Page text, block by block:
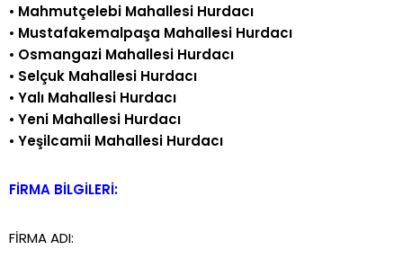
• Mahmutçelebi Mahallesi Hurdacı
• Mustafakemalpaşa Mahallesi Hurdacı
• Osmangazi Mahallesi Hurdacı
• Selçuk Mahallesi Hurdacı
• Yalı Mahallesi Hurdacı
• Yeni Mahallesi Hurdacı
• Yeşilcamii Mahallesi Hurdacı
FİRMA BİLGİLERİ:
FİRMA ADI: